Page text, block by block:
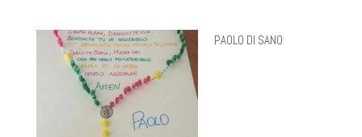
PAOLO DI SANO